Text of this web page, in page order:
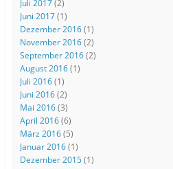
Juli 2017(2)
Juni 2017(1)
Dezember 2016(1)
November 2016(2)
September 2016(2)
August 2016(1)
Juli 2016(1)
Juni 2016(2)
Mai 2016(3)
April 2016(6)
März 2016(5)
Januar 2016(1)
Dezember 2015(1)